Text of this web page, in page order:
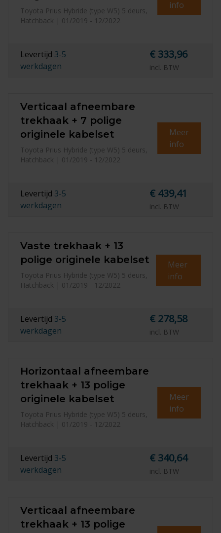
Toyota Prius Hybride (type W5) 5 deurs,
Hatchback | 01/2019 - 12/2022
info
Levertijd 3-5
werkdagen
€ 333,96
incl. BTW
Verticaal afneembare
trekhaak + 7 polige
originele kabelset
Toyota Prius Hybride (type W5) 5 deurs,
Hatchback | 01/2019 - 12/2022
Meer
info
Levertijd 3-5
werkdagen
€ 439,41
incl. BTW
Vaste trekhaak + 13
polige originele kabelset
Toyota Prius Hybride (type W5) 5 deurs,
Hatchback | 01/2019 - 12/2022
Meer
info
Levertijd 3-5
werkdagen
€ 278,58
incl. BTW
Horizontaal afneembare
trekhaak + 13 polige
originele kabelset
Toyota Prius Hybride (type W5) 5 deurs,
Hatchback | 01/2019 - 12/2022
Meer
info
Levertijd 3-5
werkdagen
€ 340,64
incl. BTW
Verticaal afneembare
trekhaak + 13 polige